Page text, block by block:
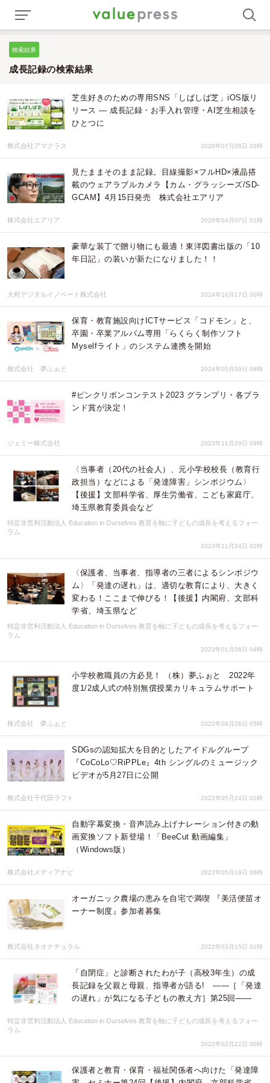
検索結果
成長記録の検索結果
芝生好きのための専用SNS「しばしば芝」iOS版リ
リース ― 成長記録・お手入れ管理・AI芝生相談を
ひとつに
株式会社アマクラス 2026年07月08日 23時
見たままそのまま記録。目線撮影×フルHD×液晶搭
載のウェアラブルカメラ【カム・グラッシーズ/SD-
GCAM】4月15日発売 株式会社エアリア
株式会社エアリア 2026年04月07日 01時
豪華な装丁で贈り物にも最適！東洋図書出版の「10
年日記」の装いが新たになりました！！
大村デジタルイノベート株式会社 2024年10月17日 00時
保育・教育施設向けICTサービス「コドモン」と、
卒園・卒業アルバム専用「らくらく制作ソフト
Myselfライト」のシステム連携を開始
株式会社 夢ふぉと 2024年05月09日 08時
#ピンクリボンコンテスト2023 グランプリ・各ブラ
ンド賞が決定！
ジェミー株式会社 2023年11月29日 09時
〈当事者（20代の社会人）、元小学校校長（教育行
政担当）などによる「発達障害」シンポジウム〉
【後援】文部科学省、厚生労働省、こども家庭庁、
埼玉県教育委員会など
特定非営利活動法人 Education in Ourselves 教育を軸に子どもの成長を考えるフォー
ラム
2023年11月24日 02時
〈保護者、当事者、指導者の三者によるシンポジウ
ム〉「発達の遅れ」は、適切な教育により、大きく
変わる！ここまで伸びる！【後援】内閣府、文部科
学省、埼玉県など
特定非営利活動法人 Education in Ourselves 教育を軸に子どもの成長を考えるフォー
ラム
2023年01月06日 04時
小学校教職員の方必見！ （株）夢ふぉと 2022年
度1/2成人式の特別無償授業カリキュラムサポート
株式会社 夢ふぉと 2022年08月26日 05時
SDGsの認知拡大を目的としたアイドルグループ
『CoCoLo♡RiPPLe』4th シングルのミュージック
ビデオが5月27日に公開
株式会社千代田ラフト 2022年05月24日 01時
自動字幕変換・音声読み上げナレーション付きの動
画変換ソフト新登場！「BeeCut 動画編集」
（Windows版）
株式会社メディアナビ 2022年05月19日 06時
オーガニック農場の恵みを自宅で満喫 『美活便苗オ
ーナー制度』参加者募集
株式会社ネオナチュラル 2022年03月15日 01時
「自閉症」と診断されたわが子（高校3年生）の成
長記録を父親と母親、指導者が語る! ——［「発達
の遅れ」が気になる子どもの教え方］第25回——
特定非営利活動法人 Education in Ourselves 教育を軸に子どもの成長を考えるフォー
ラム
2022年02月22日 00時
保護者と教育・保育・福祉関係者へ向けた「発達障